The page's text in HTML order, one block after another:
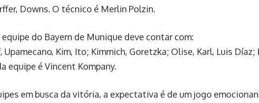
Downs. O técnico é Merlin Polzin.
do Bayern de Munique deve contar com:
Upamecano, Kim, Ito; Kimmich, Goretzka; Olise, Karl, Luis Díaz;
equipe é Vincent Kompany.
em busca da vitória, a expectativa é de um jogo